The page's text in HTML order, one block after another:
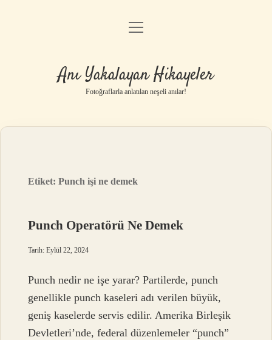
Anasayfa
Yasal Uyarı
menüyü
Anı Yakalayan Hikayeler
Fotoğraflarla anlatılan neşeli anılar!
Etiket:Punch işi ne demek
Punch Operatörü Ne Demek
Tarih: Eylül 22, 2024
Punch nedir ne işe yarar? Partilerde, punch
genellikle punch kaseleri adı verilen büyük,
geniş kaselerde servis edilir. Amerika Birleşik
Devletleri’nde, federal düzenlemeler “punch”